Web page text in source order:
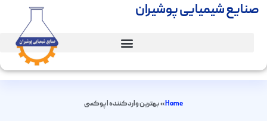
صنایع شیمیایی پوشیران
Home
»بهترین واردکننده اپوکسی